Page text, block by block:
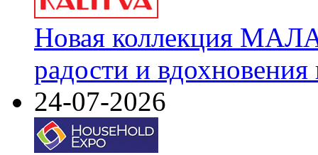
Новая коллекция
радости и
24-07-2026